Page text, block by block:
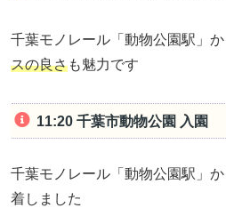
千葉モノレール「動物公園駅」
スの良さも魅力です
11:20 千葉市動物公園 入園
千葉モノレール「動物公園駅」
着しました